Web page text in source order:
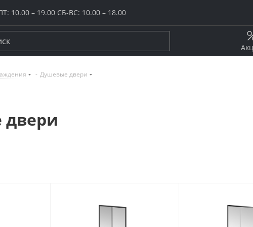
10.00 – 19.00 СБ-ВС: 10.00 – 18.00
пола
комнаты
/ лоджии
Крупный формат
- Душевые двери